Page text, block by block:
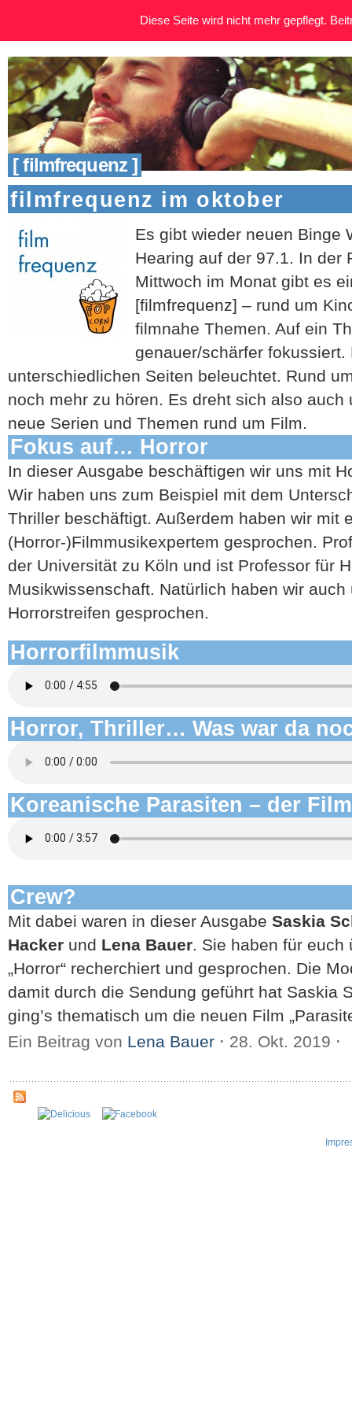
[ filmfrequenz ]
filmfrequenz im oktober
Es gibt wieder neuen Binge
Hearing auf der 97.1. In der
Mittwoch im Monat gibt es
[filmfrequenz] – rund um
filmnahe Themen. Auf ein
genauer/schärfer fokussiert.
unterschiedlichen Seiten beleuchtet. Rund
noch mehr zu hören. Es dreht sich also auch
neue Serien und Themen rund um Film.
Fokus auf… Horror
In dieser Ausgabe beschäftigen wir uns mit
Wir haben uns zum Beispiel mit dem
Thriller beschäftigt. Außerdem haben wir mit
(Horror-)Filmmusikexpertem gesprochen.
der Universität zu Köln und ist Professor für
Musikwissenschaft. Natürlich haben wir auch
Horrorstreifen gesprochen.
Horrorfilmmusik
Horror, Thriller… Was war da
Koreanische Parasiten – der
Crew?
Mit dabei waren in dieser Ausgabe Saskia
Hacker und Lena Bauer. Sie haben für euch
„Horror“ recherchiert und gesprochen. Die
damit durch die Sendung geführt hat Saskia
ging’s thematisch um die neuen Film
Ein Beitrag von Lena Bauer ⋅ 28. Okt. 2019 ⋅
Diese Seite wird nicht mehr gepflegt.